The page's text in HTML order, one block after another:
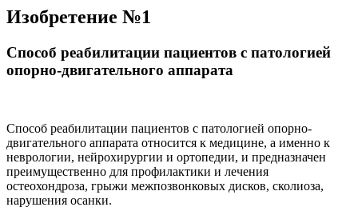
Изобретение №1
Способ реабилитации пациентов с патологией
опорно-двигательного аппарата
Способ реабилитации пациентов с патологией опорно-
двигательного аппарата относится к медицине, а именно к
неврологии, нейрохирургии и ортопедии, и предназначен
преимущественно для профилактики и лечения
остеохондроза, грыжи межпозвонковых дисков, сколиоза,
нарушения осанки.